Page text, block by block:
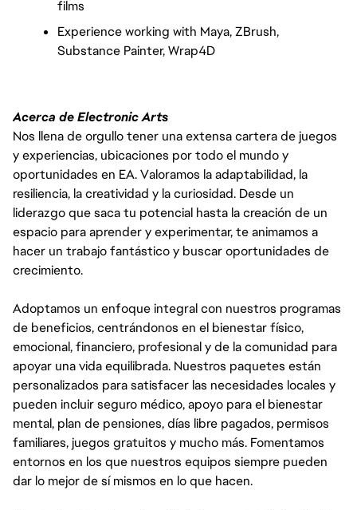
films
Experience working with Maya, ZBrush,
Substance Painter, Wrap4D
Acerca de Electronic Arts
Nos llena de orgullo tener una extensa cartera de juegos
y experiencias, ubicaciones por todo el mundo y
oportunidades en EA. Valoramos la adaptabilidad, la
resiliencia, la creatividad y la curiosidad. Desde un
liderazgo que saca tu potencial hasta la creación de un
espacio para aprender y experimentar, te animamos a
hacer un trabajo fantástico y buscar oportunidades de
crecimiento.
Adoptamos un enfoque integral con nuestros programas
de beneficios, centrándonos en el bienestar físico,
emocional, financiero, profesional y de la comunidad para
apoyar una vida equilibrada. Nuestros paquetes están
personalizados para satisfacer las necesidades locales y
pueden incluir seguro médico, apoyo para el bienestar
mental, plan de pensiones, días libre pagados, permisos
familiares, juegos gratuitos y mucho más. Fomentamos
entornos en los que nuestros equipos siempre pueden
dar lo mejor de sí mismos en lo que hacen.